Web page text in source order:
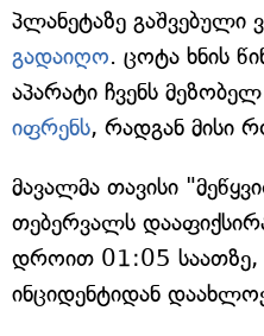
პლანეტაზე
გადაიღო. ცოტა ხნის
აპარატი ჩვენს
იფრენს, რადგან მისი
მავალმა თავისი
თებერვალს
დროით 01:05 საათზე,
ინციდენტიდან